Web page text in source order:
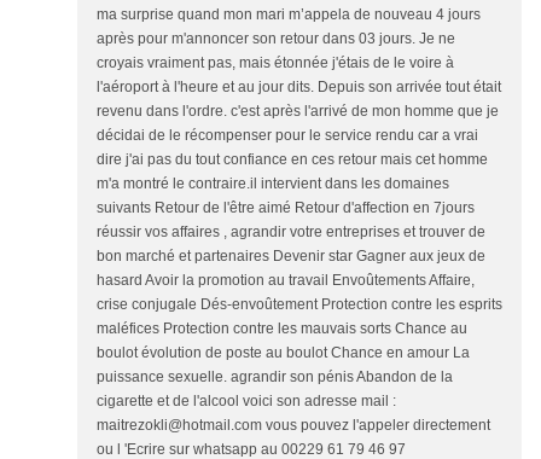
ma surprise quand mon mari m’appela de nouveau 4 jours
après pour m'annoncer son retour dans 03 jours. Je ne
croyais vraiment pas, mais étonnée j'étais de le voire à
l'aéroport à l'heure et au jour dits. Depuis son arrivée tout était
revenu dans l'ordre. c'est après l'arrivé de mon homme que je
décidai de le récompenser pour le service rendu car a vrai
dire j'ai pas du tout confiance en ces retour mais cet homme
m'a montré le contraire.il intervient dans les domaines
suivants Retour de l'être aimé Retour d'affection en 7jours
réussir vos affaires , agrandir votre entreprises et trouver de
bon marché et partenaires Devenir star Gagner aux jeux de
hasard Avoir la promotion au travail Envoûtements Affaire,
crise conjugale Dés-envoûtement Protection contre les esprits
maléfices Protection contre les mauvais sorts Chance au
boulot évolution de poste au boulot Chance en amour La
puissance sexuelle. agrandir son pénis Abandon de la
cigarette et de l'alcool voici son adresse mail :
maitrezokli@hotmail.com vous pouvez l'appeler directement
ou l 'Ecrire sur whatsapp au 00229 61 79 46 97